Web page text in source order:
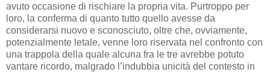
avuto occasione di rischiare la propria vita. Purtroppo per
loro, la conferma di quanto tutto quello avesse da
considerarsi nuovo e sconosciuto, oltre che, ovviamente,
potenzialmente letale, venne loro riservata nel confronto con
una trappola della quale alcuna fra le tre avrebbe potuto
vantare ricordo, malgrado l’indubbia unicità del contesto in